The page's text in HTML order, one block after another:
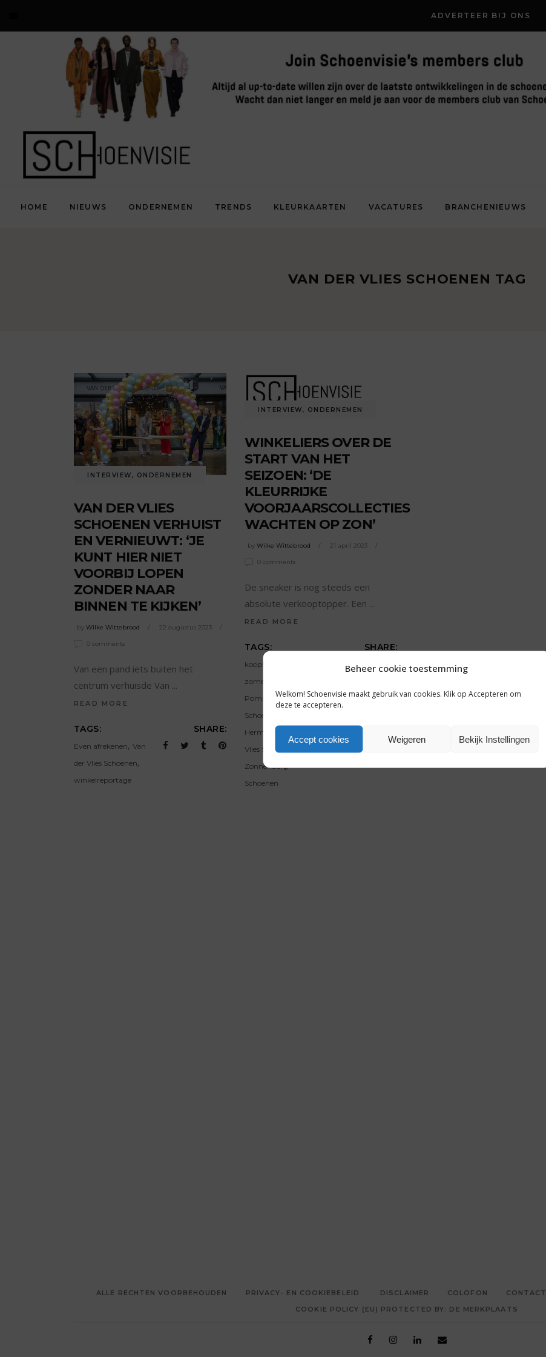
Beheer cookie toestemming
Welkom! Schoenvisie maakt gebruik van cookies. Klik op Accepteren om
deze te accepteren.
Accept cookies Weigeren Bekijk Instellingen
ADVERTEER BIJ ONS
HOME NIEUWS ONDERNEMEN TRENDS KLEURKAARTEN VACATURES BRANCHENIEUWS
VAN DER VLIES SCHOENEN TAG
INTERVIEW, ONDERNEMEN
VAN DER VLIES
SCHOENEN VERHUIST
EN VERNIEUWT: ‘JE
KUNT HIER NIET
VOORBIJ LOPEN
ZONDER NAAR
BINNEN TE KIJKEN’
by Wilke Wittebrood 22 augustus 2023
0 comments
Van een pand iets buiten het
centrum verhuisde Van
READ MORE
TAGS:
Even afrekenen, Van
der Vlies Schoenen,
winkelreportage
SHARE:
INTERVIEW, ONDERNEMEN
WINKELIERS OVER DE
START VAN HET
SEIZOEN: ‘DE
KLEURRIJKE
VOORJAARSCOLLECTIES
WACHTEN OP ZON’
by Wilke Wittebrood 21 april 2023
0 comments
De sneaker is nog steeds een
absolute verkooptopper. Een
READ MORE
TAGS:
koopkracht
zomer 2023
Pomme Schoenen,
Schoenmode
Hermans
Vlies Schoenen
Zonnenberg
Schoenen
SHARE:
ALLE RECHTEN VOORBEHOUDEN PRIVACY- EN COOKIEBELEID DISCLAIMER COLOFON CONTACT
COOKIE POLICY (EU) PROTECTED BY: DE MERKPLAATS